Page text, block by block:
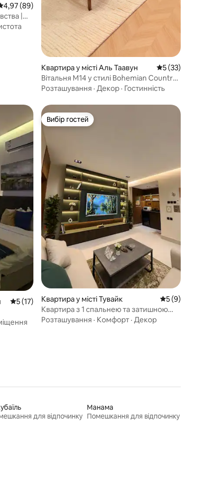
оцінка: 4,97 з 5, відгуки: 89
4,97 (89)
|
зал
Квартира у місті Аль Таавун Середня оцінка: 5
5 (33)
Вітальня M14 у стилі Bohemian Country
+ джакузі-водоспад (самостійний вхід)
Розташування · Декор · Гостинність
Середня оцінка: 5 з 5, відгуки: 17
5 (17)
Вибір гостей
Вибір гостей
Квартира у місті Тувайк Середня оцінка:
5 (9)
Квартира з 1 спальнею та затишною
вітальнею поблизу Six Flags
Розташування · Комфорт · Декор
для відпочинку
Манама
Помешкання для відпочинку